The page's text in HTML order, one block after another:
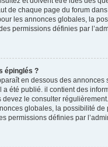
de chaque page du forum
les annonces globales, la
permissions définies par
épinglés ?
en dessous des annonces
a été publié. il contient des
devez le consulter
globales, la possibilité de
permissions définies par